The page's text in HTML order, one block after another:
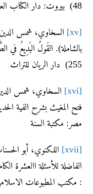
48) بيروت: دار الكتاب العربي
[xv]
بالشاملة). القَولُ البَدِيعُ
255) دار الريان للتراث
[xvi]
مصر: مكتبة السنة
[xvii]
: مكتب المطبوعات